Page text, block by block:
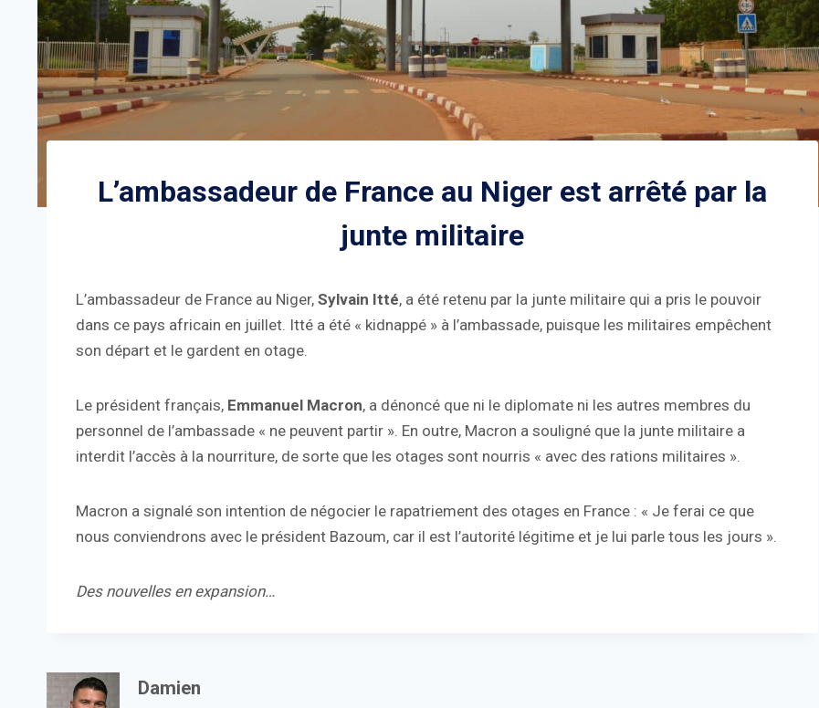
L’ambassadeur de France au Niger est arrêté par la
junte militaire
L’ambassadeur de France au Niger, Sylvain Itté, a été retenu par la junte militaire qui a pris le pouvoir
dans ce pays africain en juillet. Itté a été « kidnappé » à l’ambassade, puisque les militaires empêchent
son départ et le gardent en otage.
Le président français, Emmanuel Macron, a dénoncé que ni le diplomate ni les autres membres du
personnel de l’ambassade « ne peuvent partir ». En outre, Macron a souligné que la junte militaire a
interdit l’accès à la nourriture, de sorte que les otages sont nourris « avec des rations militaires ».
Macron a signalé son intention de négocier le rapatriement des otages en France : « Je ferai ce que
nous conviendrons avec le président Bazoum, car il est l’autorité légitime et je lui parle tous les jours ».
Des nouvelles en expansion…
Damien